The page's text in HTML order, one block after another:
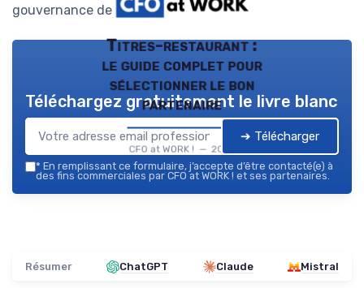
gouvernance de l'entreprise.
Titres-restaurant :
le guide complet pour
sélectionner le bon
partenaire
CFO at WORK ! — 2026
Téléchargez gratuitement le livre blanc
➔ Télécharger
* En remplissant ce formulaire, j’accepte d’être contacté(e) à
des fins commerciales par CFO at WORK ! et ses partenaires.
Résumer ChatGPT Claude Mistral